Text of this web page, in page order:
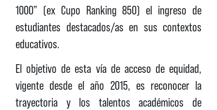
1000” (ex Cupo Ranking 850) el ingreso de
estudiantes destacados/as en sus contextos
educativos.
El objetivo de esta vía de acceso de equidad,
vigente desde el año 2015, es reconocer la
trayectoria y los talentos académicos de